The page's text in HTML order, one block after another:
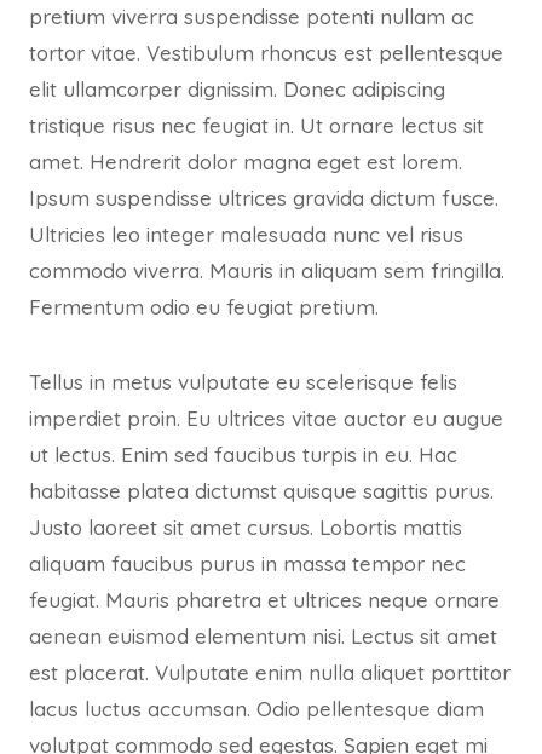
pretium viverra suspendisse potenti nullam ac
tortor vitae. Vestibulum rhoncus est pellentesque
elit ullamcorper dignissim. Donec adipiscing
tristique risus nec feugiat in. Ut ornare lectus sit
amet. Hendrerit dolor magna eget est lorem.
Ipsum suspendisse ultrices gravida dictum fusce.
Ultricies leo integer malesuada nunc vel risus
commodo viverra. Mauris in aliquam sem fringilla.
Fermentum odio eu feugiat pretium.
Tellus in metus vulputate eu scelerisque felis
imperdiet proin. Eu ultrices vitae auctor eu augue
ut lectus. Enim sed faucibus turpis in eu. Hac
habitasse platea dictumst quisque sagittis purus.
Justo laoreet sit amet cursus. Lobortis mattis
aliquam faucibus purus in massa tempor nec
feugiat. Mauris pharetra et ultrices neque ornare
aenean euismod elementum nisi. Lectus sit amet
est placerat. Vulputate enim nulla aliquet porttitor
lacus luctus accumsan. Odio pellentesque diam
volutpat commodo sed egestas. Sapien eget mi